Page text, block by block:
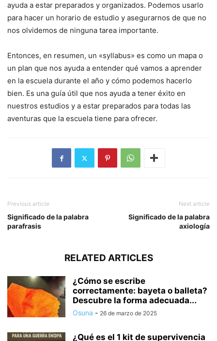
ayuda a estar preparados y organizados. Podemos usarlo
para hacer un horario de estudio y asegurarnos de que no
nos olvidemos de ninguna tarea importante.
Entonces, en resumen, un «syllabus» es como un mapa o
un plan que nos ayuda a entender qué vamos a aprender
en la escuela durante el año y cómo podemos hacerlo
bien. Es una guía útil que nos ayuda a tener éxito en
nuestros estudios y a estar preparados para todas las
aventuras que la escuela tiene para ofrecer.
Previous article
Significado de la palabra
parafrasis
Next article
Significado de la palabra
axiología
RELATED ARTICLES
¿Cómo se escribe
correctamente: bayeta o balleta?
Descubre la forma adecuada...
Osuna - 26 de marzo de 2025
¿Qué es el 1 kit de supervivencia